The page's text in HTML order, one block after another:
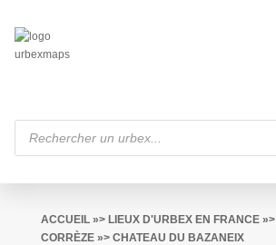
Recherche
produits
ACCUEIL»> LIEUX D'URBEX EN FRANCE»>
CORRÈZE»> CHATEAU DU BAZANEIX